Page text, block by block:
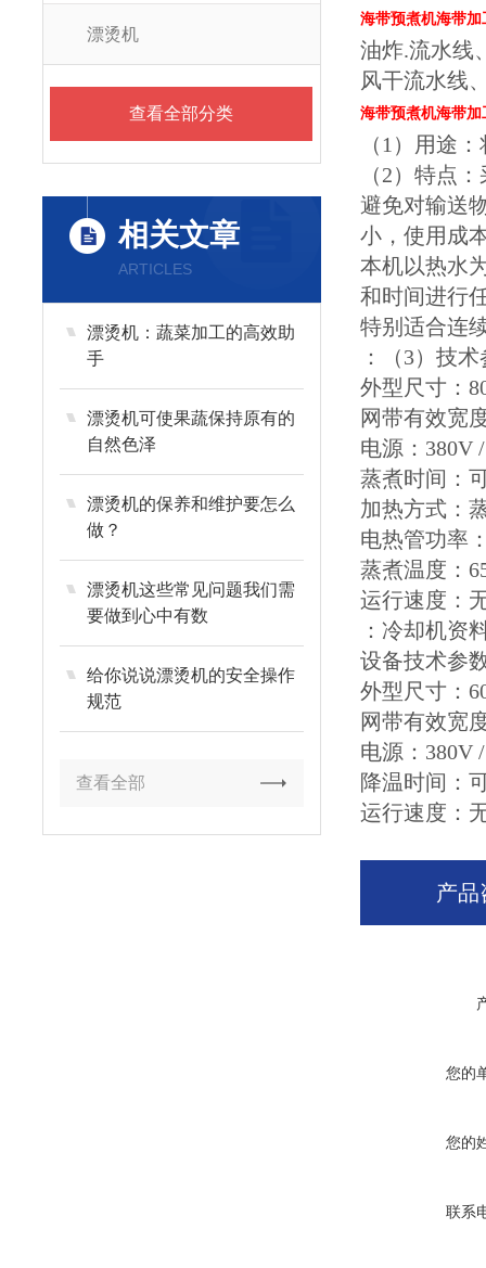
漂烫机
查看全部分类
相关文章
ARTICLES
漂烫机：蔬菜加工的高效助
手
漂烫机可使果蔬保持原有的
自然色泽
漂烫机的保养和维护要怎么
做？
漂烫机这些常见问题我们需
要做到心中有数
给你说说漂烫机的安全操作
规范
查看全部
海带预煮机海带
油炸.流水线
风干流水线
海带预煮机海带
（1）用途
（2）特点
避免对输送
小，使用成
本机以热水
和时间进行
特别适合连
：（3）技
外型尺寸：
网带有效宽
电源：380V
蒸煮时间：
加热方式：
电热管功率
蒸煮温度：
运行速度：
：冷却机资
设备技术参
外型尺寸：
网带有效宽
电源：380V
降温时间：
运行速度：
产品
您的
您的
联系